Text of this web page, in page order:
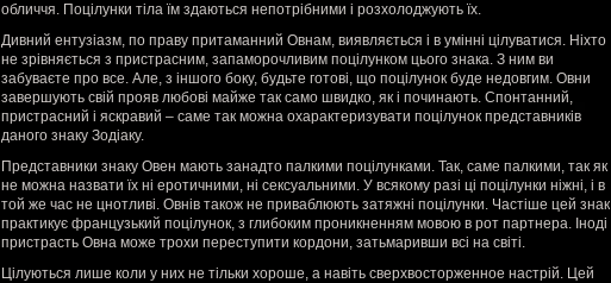
обличчя. Поцілунки тіла їм здаються непотрібними і розхолоджують їх.
Дивний ентузіазм, по праву притаманний Овнам, виявляється і в умінні цілуватися. Ніхто
не зрівняється з пристрасним, запаморочливим поцілунком цього знака. З ним ви
забуваєте про все. Але, з іншого боку, будьте готові, що поцілунок буде недовгим. Овни
завершують свій прояв любові майже так само швидко, як і починають. Спонтанний,
пристрасний і яскравий – саме так можна охарактеризувати поцілунок представників
даного знаку Зодіаку.
Представники знаку Овен мають занадто палкими поцілунками. Так, саме палкими, так як
не можна назвати їх ні еротичними, ні сексуальними. У всякому разі ці поцілунки ніжні, і в
той же час не цнотливі. Овнів також не приваблюють затяжні поцілунки. Частіше цей знак
практикує французький поцілунок, з глибоким проникненням мовою в рот партнера. Іноді
пристрасть Овна може трохи переступити кордони, затьмаривши всі на світі.
Цілуються лише коли у них не тільки хороше, а навіть сверхвосторженное настрій. Цей